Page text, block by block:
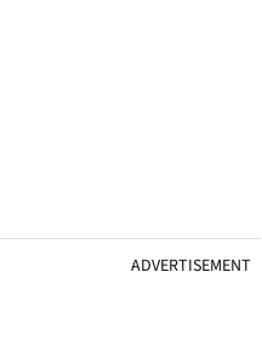
ADVERTISEMENT